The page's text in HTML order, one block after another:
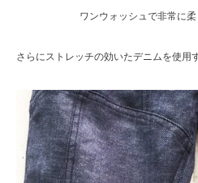
ワンウォッシュで非常に柔
さらにストレッチの効いたデニムを使用